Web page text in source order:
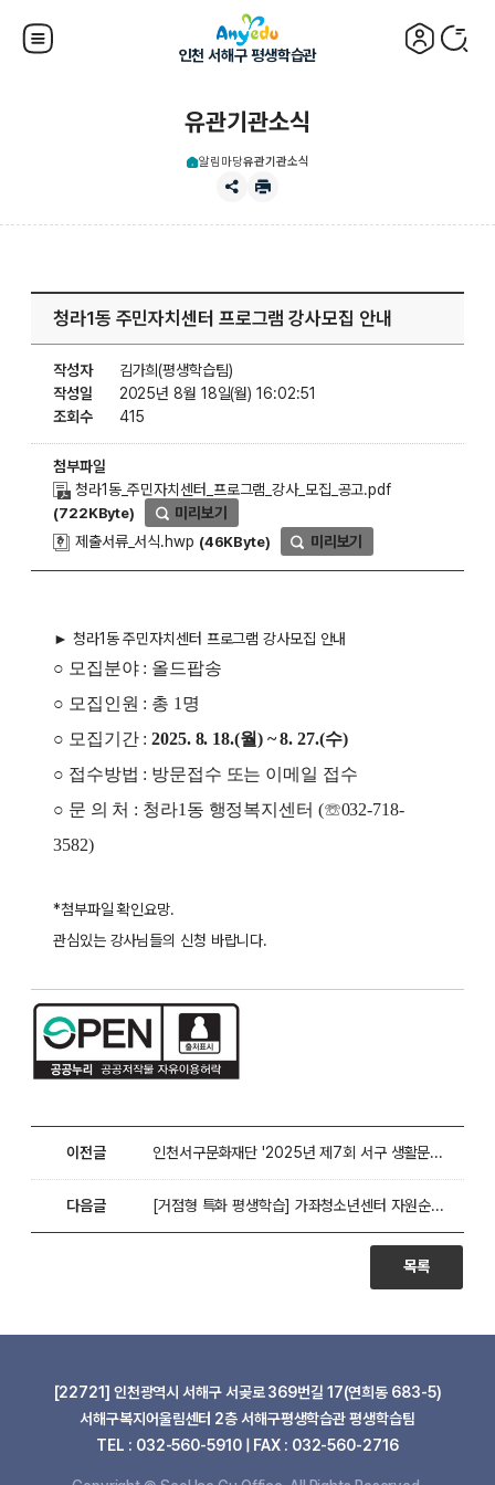
인천 서해구 평생학습관
유관기관소식
알림마당유관기관소식
청라1동 주민자치센터 프로그램 강사모집 안내
작성자
김가희(평생학습팀)
작성일
2025년 8월 18일(월) 16:02:51
조회수
415
첨부파일
청라1동_주민자치센터_프로그램_강사_모집_공고.pdf
(722KByte)
미리보기
제출서류_서식.hwp (46KByte) 미리보기
► 청라1동 주민자치센터 프로그램 강사모집 안내
○ 모집분야 : 올드팝송
○ 모집인원 : 총 1명
○ 모집기간 :2025. 8. 18.(월) ~ 8. 27.(수)
○ 접수방법 : 방문접수 또는 이메일 접수
○ 문 의 처 : 청라1동 행정복지센터 (☏032-718-
3582)
*첨부파일 확인요망.
관심있는 강사님들의 신청 바랍니다.
이전글 인천서구문화재단 '2025년 제7회 서구 생활문화축제' 참여자 모집
다음글 [거점형 특화 평생학습] 가좌청소년센터 자원순환 마을활동가 양성과정 2기 모집
목록
[22721] 인천광역시 서해구 서곶로 369번길 17(연희동 683-5)
서해구복지어울림센터 2층 서해구평생학습관 평생학습팀
TEL : 032-560-5910 | FAX : 032-560-2716